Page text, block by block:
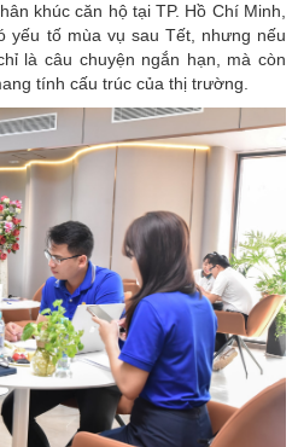
khúc căn hộ tại TP. Hồ Chí Minh,
yếu tố mùa vụ sau Tết, nhưng nếu
là câu chuyện ngắn hạn, mà còn
tính cấu trúc của thị trường.